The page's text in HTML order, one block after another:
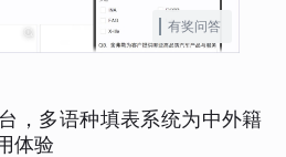
有奖问答
，多语种填表系统为中外籍
体验